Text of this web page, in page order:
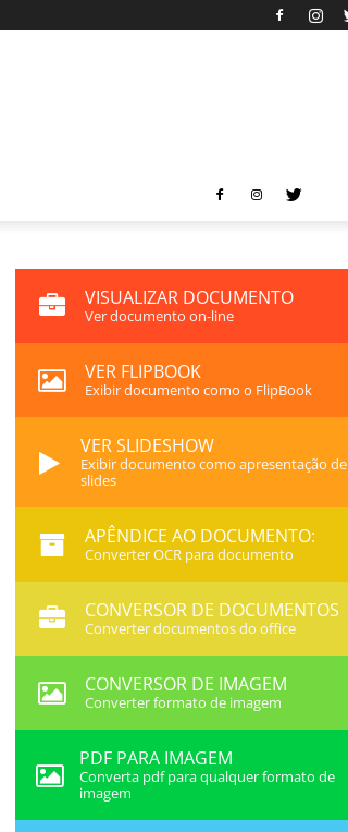
VISUALIZAR DOCUMENTO
Ver documento on-line
VER FLIPBOOK
Exibir documento como o FlipBook
VER SLIDESHOW
Exibir documento como apresentação de
slides
APÊNDICE AO DOCUMENTO:
Converter OCR para documento
CONVERSOR DE DOCUMENTOS
Converter documentos do office
CONVERSOR DE IMAGEM
Converter formato de imagem
PDF PARA IMAGEM
Converta pdf para qualquer formato de
imagem